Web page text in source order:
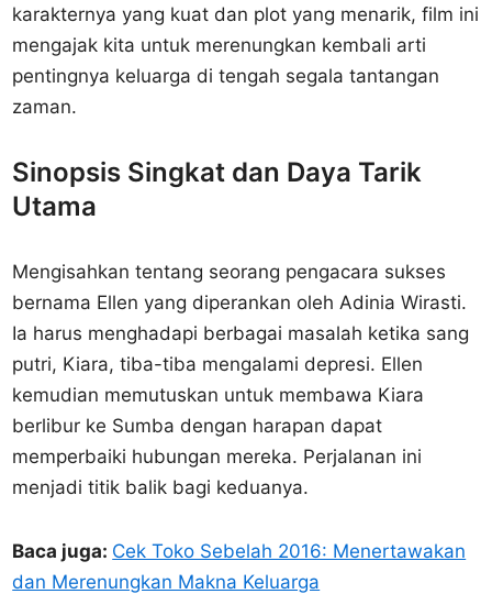
karakternya yang kuat dan plot yang menarik, film ini
mengajak kita untuk merenungkan kembali arti
pentingnya keluarga di tengah segala tantangan
zaman.
Sinopsis Singkat dan Daya Tarik
Utama
Mengisahkan tentang seorang pengacara sukses
bernama Ellen yang diperankan oleh Adinia Wirasti.
Ia harus menghadapi berbagai masalah ketika sang
putri, Kiara, tiba-tiba mengalami depresi. Ellen
kemudian memutuskan untuk membawa Kiara
berlibur ke Sumba dengan harapan dapat
memperbaiki hubungan mereka. Perjalanan ini
menjadi titik balik bagi keduanya.
Baca juga: Cek Toko Sebelah 2016: Menertawakan
dan Merenungkan Makna Keluarga